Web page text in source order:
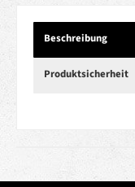
Beschreibung
Produktsicherheit